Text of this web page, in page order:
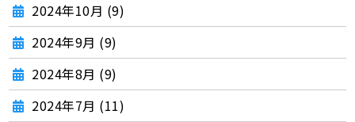
2024年10月 (9)
2024年9月 (9)
2024年8月 (9)
2024年7月 (11)